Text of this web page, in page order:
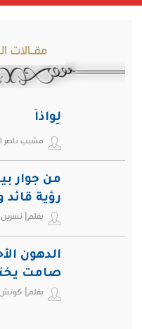
مقـالات
لِواذاً
مشبب ناصر
من جوار
رؤية
بقلم|
الدهون
صامت
ويهدد
بقلم|